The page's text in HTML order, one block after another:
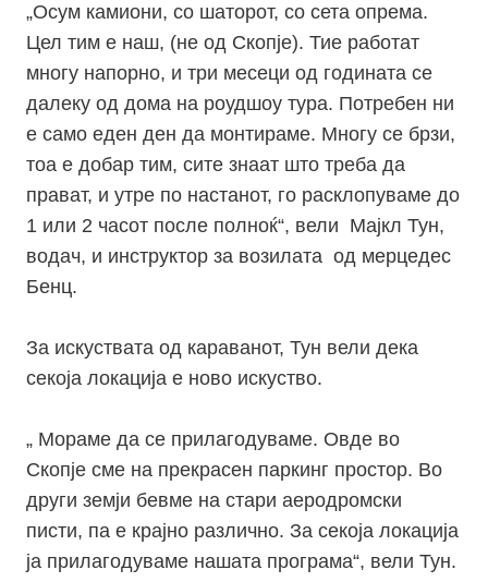
„Осум камиони, со шаторот, со сета опрема.
Цел тим е наш, (не од Скопје). Тие работат
многу напорно, и три месеци од годината се
далеку од дома на роудшоу тура. Потребен ни
е само еден ден да монтираме. Многу се брзи,
тоа е добар тим, сите знаат што треба да
прават, и утре по настанот, го расклопуваме до
1 или 2 часот после полноќ“, вели Мајкл Тун,
водач, и инструктор за возилата од мерцедес
Бенц.
За искуствата од караванот, Тун вели дека
секоја локација е ново искуство.
„ Мораме да се прилагодуваме. Овде во
Скопје сме на прекрасен паркинг простор. Во
други земји бевме на стари аеродромски
писти, па е крајно различно. За секоја локација
ја прилагодуваме нашата програма“, вели Тун.